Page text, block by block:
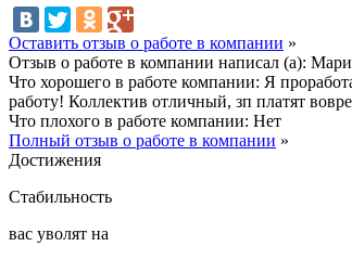
Оставить отзыв о работе в компании »
Отзыв о работе в компании написал (а):
Что хорошего в работе компании: Я
работу! Коллектив отличный, зп платят
Что плохого в работе компании: Нет
Полный отзыв о работе в компании »
Достижения
Стабильность
вас уволят на